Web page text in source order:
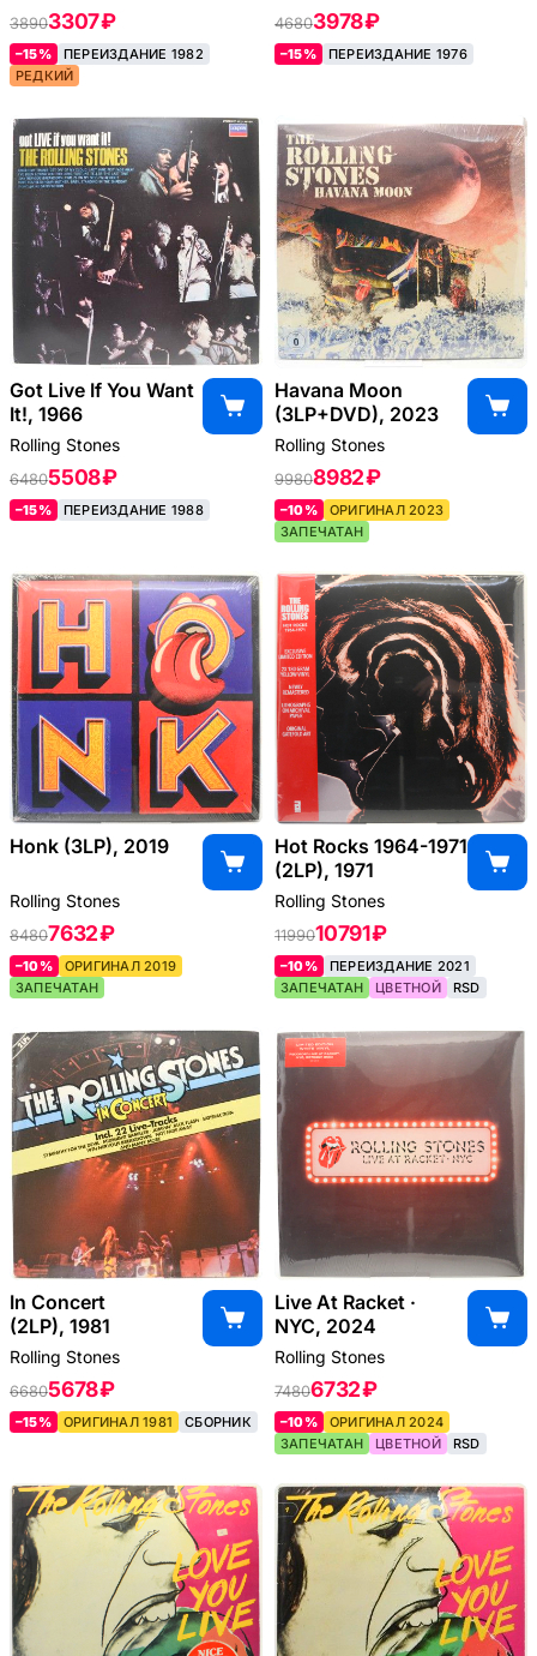
38903307 ₽
–15%
ПЕРЕИЗДАНИЕ 1982
РЕДКИЙ
46803978 ₽
–15% ПЕРЕИЗДАНИЕ 1976
Got Live If You Want
It!, 1966
Rolling Stones
64805508 ₽
–15% ПЕРЕИЗДАНИЕ 1988
Havana Moon
(3LP+DVD), 2023
Rolling Stones
99808982 ₽
–10%
ОРИГИНАЛ 2023
ЗАПЕЧАТАН
Honk (3LP), 2019
Rolling Stones
84807632 ₽
–10%
ОРИГИНАЛ 2019
ЗАПЕЧАТАН
Hot Rocks 1964-1971
(2LP), 1971
Rolling Stones
1199010791 ₽
–10%
ПЕРЕИЗДАНИЕ 2021
ЗАПЕЧАТАН
ЦВЕТНОЙ RSD
In Concert
(2LP), 1981
Rolling Stones
66805678 ₽
–15% ОРИГИНАЛ 1981 СБОРНИК
Live At Racket ·
NYC, 2024
Rolling Stones
74806732 ₽
–10%
ОРИГИНАЛ 2024
ЗАПЕЧАТАН
ЦВЕТНОЙ RSD